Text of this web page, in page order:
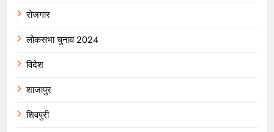
रोजगार
लोकसभा चुनाव 2024
विदेश
शाजापुर
शिवपुरी